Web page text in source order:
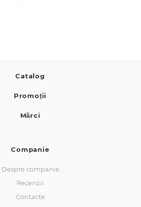
Catalog
Promoții
Mărci
Companie
Despre companie
Recenzii
Contacte